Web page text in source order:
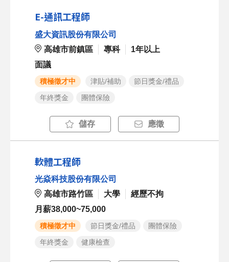
E-通訊工程師
盛大資訊股份有限公司
高雄市前鎮區
專科
1年以上
面議
積極徵才中 津貼/補助
節日獎金/禮品
年終獎金
團體保險
儲存 應徵
軟體工程師
光焱科技股份有限公司
高雄市路竹區
大學
經歷不拘
月薪38,000~75,000
積極徵才中 節日獎金/禮品
團體保險
年終獎金
健康檢查